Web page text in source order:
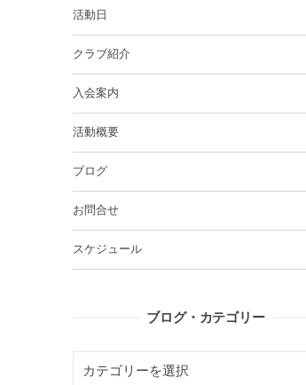
活動日
クラブ紹介
入会案内
活動概要
ブログ
お問合せ
スケジュール
ブログ・カテゴリー